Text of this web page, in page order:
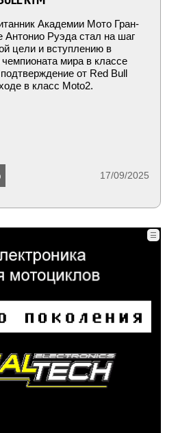
Академии Мото Гран-
Антонио Руэда стал на шаг
цели и вступлению в
мира в классе
от Red Bull
в класс Moto2.
17/09/2025
☰